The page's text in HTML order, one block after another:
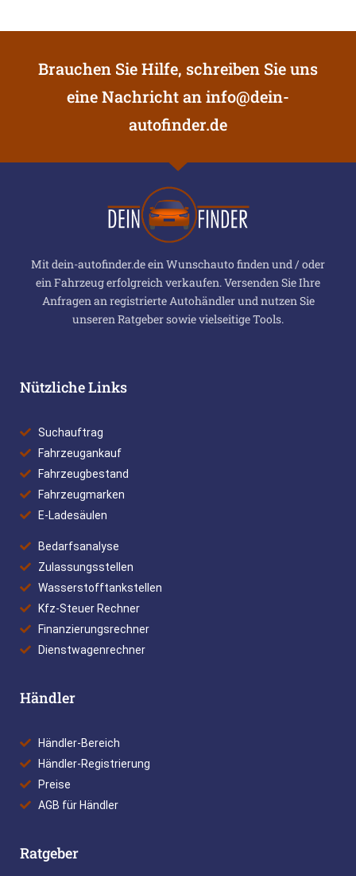
Brauchen Sie Hilfe, schreiben Sie uns
eine Nachricht aninfo@dein-
autofinder.de
Mit dein-autofinder.de ein Wunschauto finden und / oder
ein Fahrzeug erfolgreich verkaufen. Versenden Sie Ihre
Anfragen an registrierte Autohändler und nutzen Sie
unseren Ratgeber sowie vielseitige Tools.
Nützliche Links
Suchauftrag
Fahrzeugankauf
Fahrzeugbestand
Fahrzeugmarken
E-Ladesäulen
Bedarfsanalyse
Zulassungsstellen
Wasserstofftankstellen
Kfz-Steuer Rechner
Finanzierungsrechner
Dienstwagenrechner
Händler
Händler-Bereich
Händler-Registrierung
Preise
AGB für Händler
Ratgeber